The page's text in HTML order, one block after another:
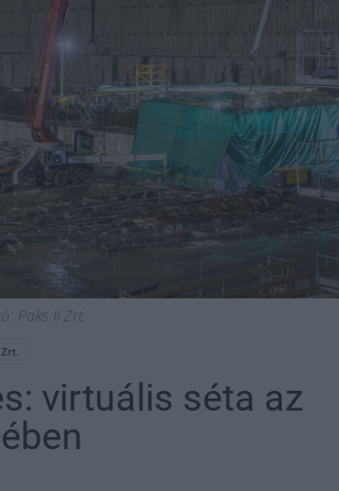
Paks II Zrt.
virtuális séta az